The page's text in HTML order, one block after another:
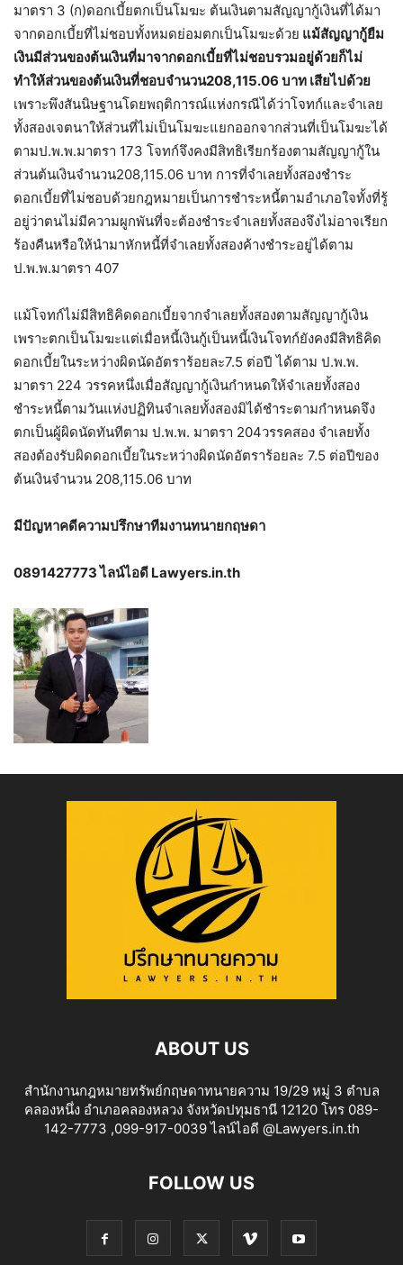
มาตรา 3 (ก)ดอกเบี้ยตกเป็นโมฆะ ต้นเงินตามสัญญากู้เงินที่ได้มา
จากดอกเบี้ยที่ไม่ชอบทั้งหมดย่อมตกเป็นโมฆะด้วย แม้สัญญากู้ยืม
เงินมีส่วนของต้นเงินที่มาจากดอกเบี้ยที่ไม่ชอบรวมอยู่ด้วยก็ไม่
ทำให้ส่วนของต้นเงินที่ชอบจำนวน208,115.06 บาท เสียไปด้วย
เพราะพึงสันนิษฐานโดยพฤติการณ์แห่งกรณีได้ว่าโจทก์และจำเลย
ทั้งสองเจตนาให้ส่วนที่ไม่เป็นโมฆะแยกออกจากส่วนที่เป็นโมฆะได้
ตามป.พ.พ.มาตรา 173 โจทก์จึงคงมีสิทธิเรียกร้องตามสัญญากู้ใน
ส่วนต้นเงินจำนวน208,115.06 บาท การที่จำเลยทั้งสองชำระ
ดอกเบี้ยที่ไม่ชอบด้วยกฎหมายเป็นการชำระหนี้ตามอำเภอใจทั้งที่รู้
อยู่ว่าตนไม่มีความผูกพันที่จะต้องชำระจำเลยทั้งสองจึงไม่อาจเรียก
ร้องคืนหรือให้นำมาหักหนี้ที่จำเลยทั้งสองค้างชำระอยู่ได้ตาม
ป.พ.พ.มาตรา 407
แม้โจทก์ไม่มีสิทธิคิดดอกเบี้ยจากจำเลยทั้งสองตามสัญญากู้เงิน
เพราะตกเป็นโมฆะแต่เมื่อหนี้เงินกู้เป็นหนี้เงินโจทก์ยังคงมีสิทธิคิด
ดอกเบี้ยในระหว่างผิดนัดอัตราร้อยละ7.5 ต่อปี ได้ตาม ป.พ.พ.
มาตรา 224 วรรคหนึ่งเมื่อสัญญากู้เงินกำหนดให้จำเลยทั้งสอง
ชำระหนี้ตามวันแห่งปฏิทินจำเลยทั้งสองมิได้ชำระตามกำหนดจึง
ตกเป็นผู้ผิดนัดทันทีตาม ป.พ.พ. มาตรา 204วรรคสอง จำเลยทั้ง
สองต้องรับผิดดอกเบี้ยในระหว่างผิดนัดอัตราร้อยละ 7.5 ต่อปีของ
ต้นเงินจำนวน 208,115.06 บาท
มีปัญหาคดีความปรึกษาทีมงานทนายกฤษดา
0891427773 ไลน์ไอดี Lawyers.in.th
ABOUT US
สำนักงานกฎหมายทรัพย์กฤษดาทนายความ 19/29 หมู่ 3 ตำบล
คลองหนึ่ง อำเภอคลองหลวง จังหวัดปทุมธานี 12120 โทร 089-
142-7773 ,099-917-0039 ไลน์ไอดี @Lawyers.in.th
FOLLOW US